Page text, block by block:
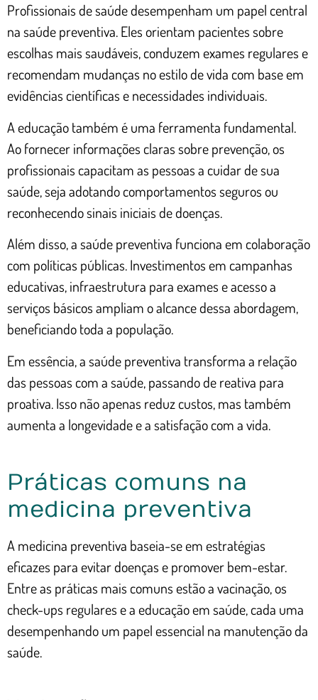
Profissionais de saúde desempenham um papel central
na saúde preventiva. Eles orientam pacientes sobre
escolhas mais saudáveis, conduzem exames regulares e
recomendam mudanças no estilo de vida com base em
evidências científicas e necessidades individuais.
A educação também é uma ferramenta fundamental.
Ao fornecer informações claras sobre prevenção, os
profissionais capacitam as pessoas a cuidar de sua
saúde, seja adotando comportamentos seguros ou
reconhecendo sinais iniciais de doenças.
Além disso, a saúde preventiva funciona em colaboração
com políticas públicas. Investimentos em campanhas
educativas, infraestrutura para exames e acesso a
serviços básicos ampliam o alcance dessa abordagem,
beneficiando toda a população.
Em essência, a saúde preventiva transforma a relação
das pessoas com a saúde, passando de reativa para
proativa. Isso não apenas reduz custos, mas também
aumenta a longevidade e a satisfação com a vida.
Práticas comuns na
medicina preventiva
A medicina preventiva baseia-se em estratégias
eficazes para evitar doenças e promover bem-estar.
Entre as práticas mais comuns estão a vacinação, os
check-ups regulares e a educação em saúde, cada uma
desempenhando um papel essencial na manutenção da
saúde.